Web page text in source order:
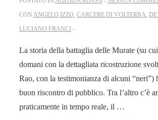
CON ANGELO IZZO, CARCERE DI VOLTERRA,
LUCIANO FRANCI
La storia della battaglia delle Murate (su
domani con la dettagliata ricostruzione
Rao, con la testimonianza di alcuni “neri”)
buon riscontro di pubblico. Tra l’altro c’è
praticamente in tempo reale, il …